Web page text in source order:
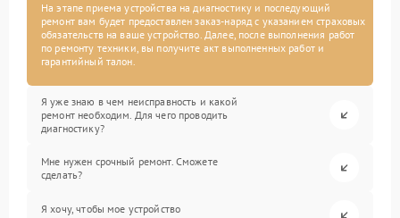
На этапе приема устройства на диагностику и последующий
ремонт вам будет предоставлен заказ-наряд с указанием страховых
обязательств на ваше устройство. Далее, после выполнения работ
по ремонту техники, вы получите акт выполненных работ и
гарантийный талон.
Я уже знаю в чем неисправность и какой
ремонт необходим. Для чего проводить
диагностику?
Мне нужен срочный ремонт. Сможете
сделать?
Я хочу, чтобы мое устройство